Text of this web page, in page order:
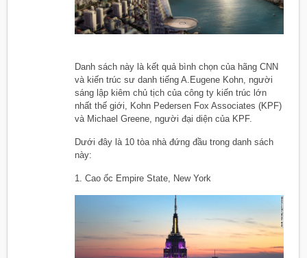
Danh sách này là kết quả bình chọn của hãng CNN
và kiến trúc sư danh tiếng A.Eugene Kohn, người
sáng lập kiêm chủ tịch của công ty kiến trúc lớn
nhất thế giới, Kohn Pedersen Fox Associates (KPF)
và Michael Greene, người đại diện của KPF.
Dưới đây là 10 tòa nhà đứng đầu trong danh sách
này:
1. Cao ốc Empire State, New York